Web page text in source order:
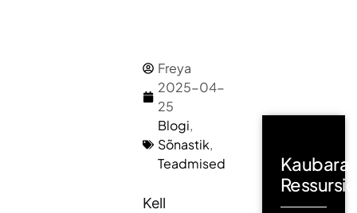
Freya
2025-04-
25
Blogi,
Sõnastik,
Teadmised
Kell
Ressursid